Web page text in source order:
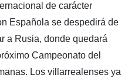
de carácter
Española se despedirá de
a Rusia, donde quedará
Campeonato del
Los villarrealenses ya